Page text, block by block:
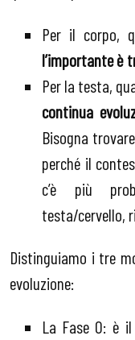
Per il corpo,
l’importante è
Per la testa,
continua
Bisogna
perché il
c’è più
testa/cervello,
Distinguiamo i tre
evoluzione:
La Fase 0: è